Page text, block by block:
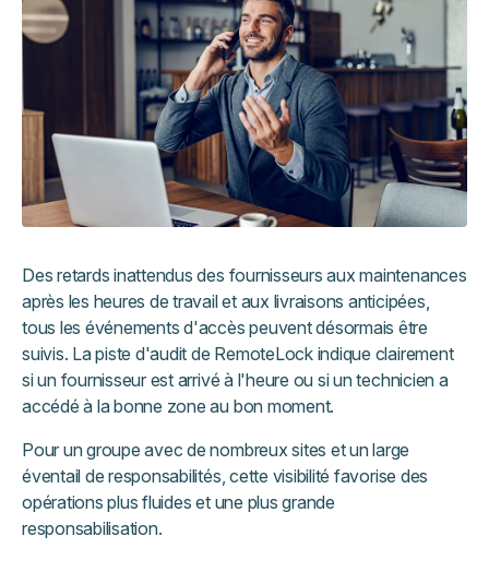
Des retards inattendus des fournisseurs aux maintenances
après les heures de travail et aux livraisons anticipées,
tous les événements d'accès peuvent désormais être
suivis. La piste d'audit de RemoteLock indique clairement
si un fournisseur est arrivé à l'heure ou si un technicien a
accédé à la bonne zone au bon moment.
Pour un groupe avec de nombreux sites et un large
éventail de responsabilités, cette visibilité favorise des
opérations plus fluides et une plus grande
responsabilisation.